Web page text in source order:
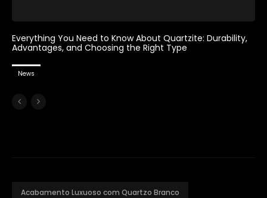
Everything You Need to Know About Quartzite: Durability,
Advantages, and Choosing the Right Type
News
Acabamento Luxuoso com Quartzo Branco